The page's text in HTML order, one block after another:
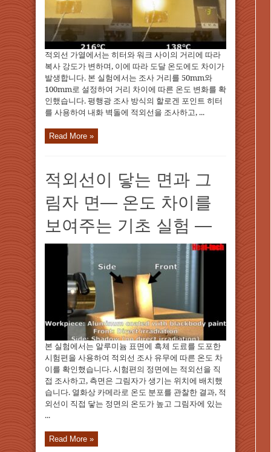
적외선 가열에서는 히터와 워크 사이의 거리에 따라
복사 강도가 변하며, 이에 따라 도달 온도에도 차이가
발생합니다. 본 실험에서는 조사 거리를 50mm와
100mm로 설정하여 거리 차이에 따른 온도 변화를 확
인했습니다. 평행광 조사 방식의 할로겐 포인트 히터
를 사용하여 내화 벽돌에 적외선을 조사하고, ...
Read More »
적외선이 닿는 면과 그
림자 면— 온도 차이를
보여주는 기초 실험 —
본 실험에서는 알루미늄 표면에 흑체 도료를 도포한
시험편을 사용하여 적외선 조사 유무에 따른 온도 차
이를 확인했습니다. 시험편의 정면에는 적외선을 직
접 조사하고, 측면은 그림자가 생기는 위치에 배치했
습니다. 열화상 카메라로 온도 분포를 관찰한 결과, 적
외선이 직접 닿는 정면의 온도가 높고 그림자에 있는
...
Read More »